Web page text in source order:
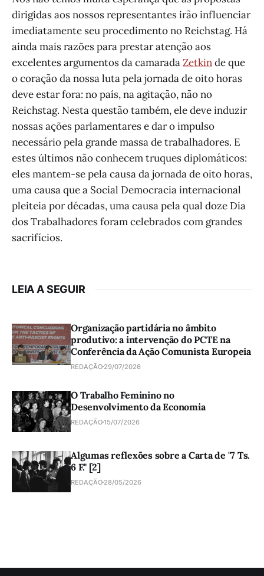
dirigidas aos nossos representantes irão influenciar
imediatamente seu procedimento no Reichstag. Há
ainda mais razões para prestar atenção aos
excelentes argumentos da camaradaZetkinde que
o coração da nossa luta pela jornada de oito horas
deve estar fora: no país, na agitação, não no
Reichstag. Nesta questão também, ele deve induzir
nossas ações parlamentares e dar o impulso
necessário pela grande massa de trabalhadores. E
estes últimos não conhecem truques diplomáticos:
eles mantem-se pela causa da jornada de oito horas,
uma causa que a Social Democracia internacional
pleiteia por décadas, uma causa pela qual doze Dia
dos Trabalhadores foram celebrados com grandes
sacrifícios.
LEIA A SEGUIR
Organização partidária no âmbito
produtivo: a intervenção do PCTE na
Conferência da Ação Comunista Europeia
REDAÇÃO 29/07/2026
O Trabalho Feminino no
Desenvolvimento da Economia
REDAÇÃO15/07/2026
Algumas reflexões sobre a Carta de "7 Ts.
6 F." [2]
REDAÇÃO 28/05/2026